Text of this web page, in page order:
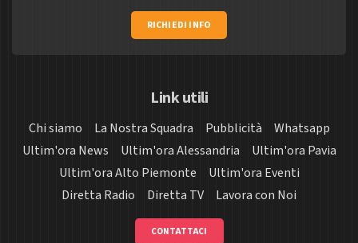
RICHIEDI INFO
Link utili
Chi siamo La Nostra Squadra Pubblicità
Whatsapp
Ultim'ora News
Ultim'ora Alessandria
Ultim'ora Pavia
Ultim'ora Alto Piemonte
Ultim'ora Eventi
Diretta Radio
Diretta TV Lavora con Noi
CONTATTACI